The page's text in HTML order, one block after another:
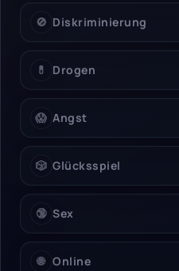
🚫 Diskriminierung
💊 Drogen
😱 Angst
🎲 Glücksspiel
🔞 Sex
🌐 Online